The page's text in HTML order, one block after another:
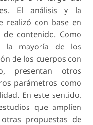
El análisis y la
realizó con base en
contenido. Como
la mayoría de los
de los cuerpos con
presentan otros
parámetros como
En este sentido,
que amplíen
propuestas de